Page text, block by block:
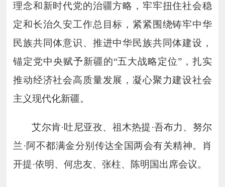
理念和新时代党的治疆方略，牢牢扭住社会稳
定和长治久安工作总目标，紧紧围绕铸牢中华
民族共同体意识、推进中华民族共同体建设，
锚定党中央赋予新疆的“五大战略定位”，扎实
推动经济社会高质量发展，凝心聚力建设社会
主义现代化新疆。
艾尔肯·吐尼亚孜、祖木热提·吾布力、努尔
兰·阿不都满金分别传达全国两会有关精神。肖
开提·依明、何忠友、张柱、陈明国出席会议。